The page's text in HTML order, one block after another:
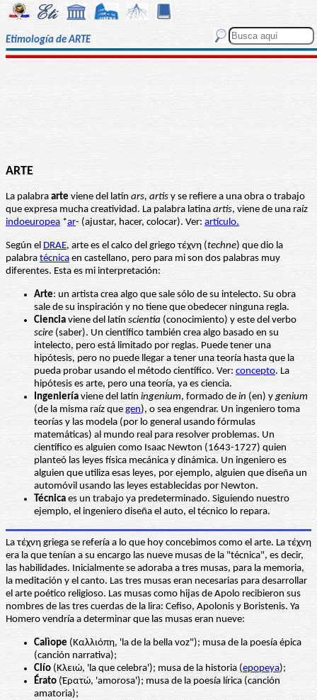
Etimología de ARTE
ARTE
La palabra arte viene del latín ars, artis y se refiere a una obra o trabajo
que expresa mucha creatividad. La palabra latina artis, viene de una raíz
indoeuropea *ar- (ajustar, hacer, colocar). Ver: artículo.
Según el DRAE, arte es el calco del griego τέχνη (techne) que dio la
palabra técnica en castellano, pero para mi son dos palabras muy
diferentes. Esta es mi interpretación:
Arte: un artista crea algo que sale sólo de su intelecto. Su obra
sale de su inspiración y no tiene que obedecer ninguna regla.
Ciencia viene del latín scientia (conocimiento) y este del verbo
scire (saber). Un científico también crea algo basado en su
intelecto, pero está limitado por reglas. Puede tener una
hipótesis, pero no puede llegar a tener una teoría hasta que la
pueda probar usando el método científico. Ver: concepto. La
hipótesis es arte, pero una teoría, ya es ciencia.
Ingeniería viene del latín ingenium, formado de in (en) y genium
(de la misma raíz que gen), o sea engendrar. Un ingeniero toma
teorías y las modela (por lo general usando fórmulas
matemáticas) al mundo real para resolver problemas. Un
científico es alguien como Isaac Newton (1643-1727) quien
planteó las leyes física mecánica y dinámica. Un ingeniero es
alguien que utiliza esas leyes, por ejemplo, alguien que diseña un
automóvil usando las leyes establecidas por Newton.
Técnica es un trabajo ya predeterminado. Siguiendo nuestro
ejemplo, el ingeniero diseña el auto, el técnico lo repara.
La τέχνη griega se refería a lo que hoy concebimos como el arte. La τέχνη
era la que tenían a su encargo las nueve musas de la "técnica", es decir,
las habilidades. Inicialmente se adoraba a tres musas, para la memoria,
la meditación y el canto. Las tres musas eran necesarias para desarrollar
el arte poético religioso. Las musas como hijas de Apolo recibieron sus
nombres de las tres cuerdas de la lira: Cefiso, Apolonis y Boristenis. Ya
Homero vendría a determinar que las musas eran nueve:
Calìope (Καλλιόπη, 'la de la bella voz"); musa de la poesía épica
(canción narrativa);
Clío (Κλειώ, 'la que celebra'); musa de la historia (epopeya);
Érato (Ἐρατώ, 'amorosa'); musa de la poesía lírica (canción
amatoria);